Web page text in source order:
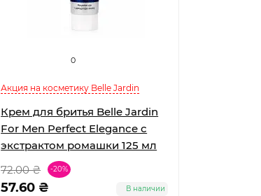
0
Акция на косметику Belle Jardin
Крем для бритья Belle Jardin
For Men Perfect Elegance с
экстрактом ромашки 125 мл
72.00 ₴
-20%
57.60 ₴ В наличии